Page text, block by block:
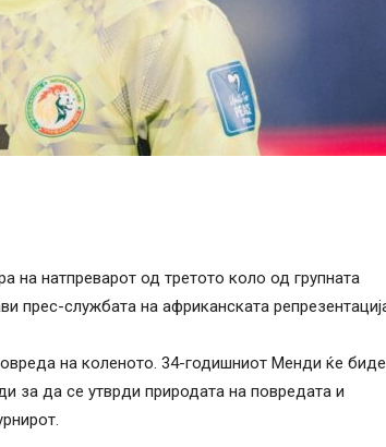
на натпреварот од третото коло од групната
прес-службата на африканската
на коленото. 34-годишниот Менди ќе биде
за да се утврди природата на повредата и